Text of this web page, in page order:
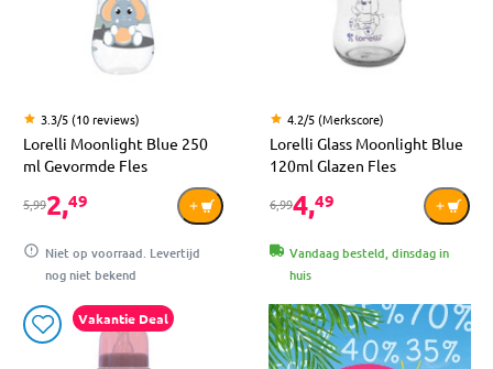
3.3/5 (10 reviews)
Lorelli Moonlight Blue 250
ml Gevormde Fles
5,992,49
Niet op voorraad. Levertijd
nog niet bekend
4.2/5 (Merkscore)
Lorelli Glass Moonlight Blue
120ml Glazen Fles
6,994,49
Vandaag besteld, dinsdag in
huis
Vakantie Deal